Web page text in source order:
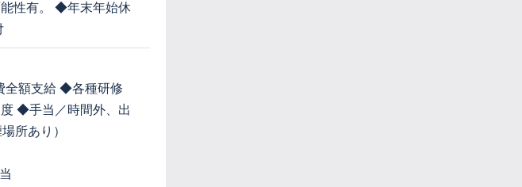
性有。 ◆年末年始休
額支給 ◆各種研修
◆手当／時間外、出
所あり）